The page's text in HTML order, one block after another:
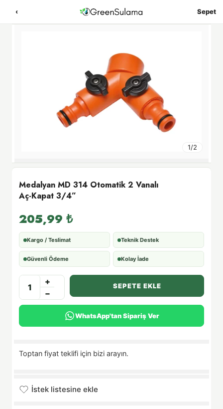
1/2
Medalyan MD 314 Otomatik 2 Vanalı
Aç-Kapat 3/4”
205,99 ₺
Kargo / Teslimat Teknik Destek
Güvenli Ödeme Kolay İade
+
−
SEPETE EKLE
WhatsApp'tan Sipariş Ver
Toptan fiyat teklifi için bizi arayın.
İstek listesine ekle
‹ Sepet